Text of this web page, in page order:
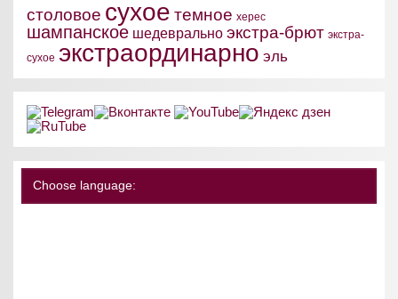
столовое сухое темное херес
шампанское шедеврально экстра-брют экстра-
сухое экстраординарно эль
Choose language: